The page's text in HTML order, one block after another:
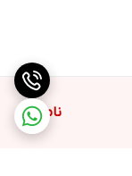
ناموجود